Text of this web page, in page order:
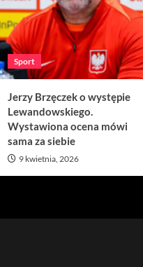
Sport
Jerzy Brzęczek o występie
Lewandowskiego.
Wystawiona ocena mówi
sama za siebie
9 kwietnia, 2026